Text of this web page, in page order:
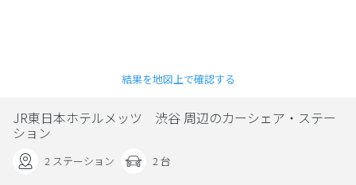
結果を地図上で確認する
JR東日本ホテルメッツ 渋谷 周辺のカーシェア・ステー
ション
2 ステーション 2 台